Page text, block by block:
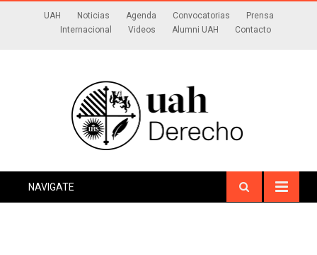
UAH Noticias Agenda Convocatorias
Prensa
Internacional
Videos Alumni UAH Contacto
NAVIGATE